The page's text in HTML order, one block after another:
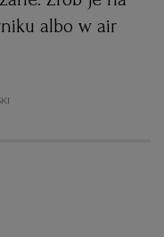
albo w air